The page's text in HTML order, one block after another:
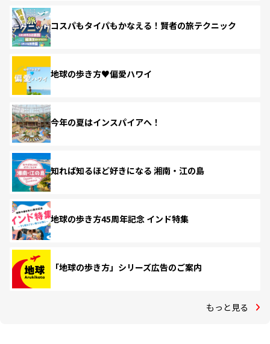
コスパもタイパもかなえる！賢者の旅テクニック
地球の歩き方♥偏愛ハワイ
今年の夏はインスパイアへ！
知れば知るほど好きになる 湘南・江の島
地球の歩き方45周年記念 インド特集
「地球の歩き方」シリーズ広告のご案内
もっと見る